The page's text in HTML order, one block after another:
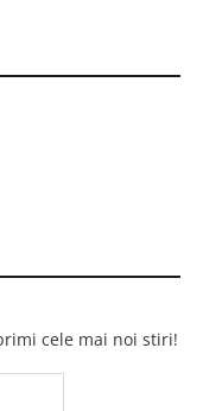
cele mai noi stiri!